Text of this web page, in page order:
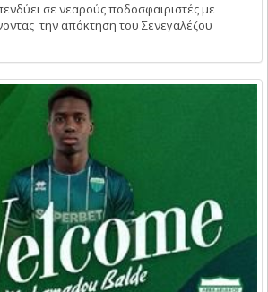
σε νεαρούς ποδοσφαιριστές με
την απόκτηση του Σενεγαλέζου